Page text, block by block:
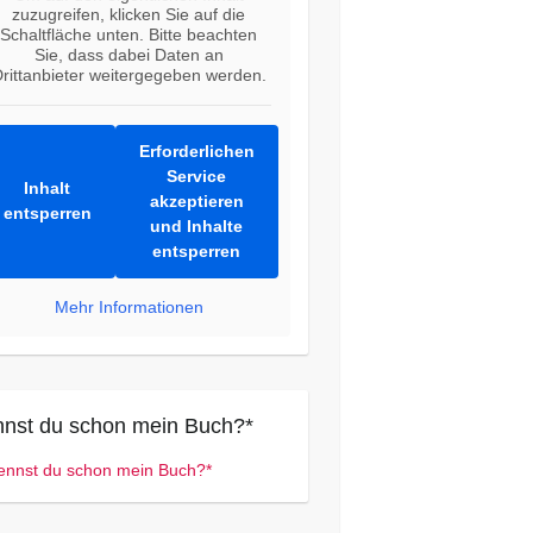
zuzugreifen, klicken Sie auf die
Schaltfläche unten. Bitte beachten
Sie, dass dabei Daten an
weitergegeben werden.
Inhalt
entsperren
Erforderlichen
Service
akzeptieren
und Inhalte
entsperren
Mehr Informationen
du schon mein Buch?*